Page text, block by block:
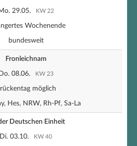
29.05. KW 22
Wochenende
bundesweit
Fronleichnam
Do. 08.06. KW 23
möglich
Hes, NRW, Rh-Pf, Sa-La
Deutschen Einheit
Di. 03.10. KW 40